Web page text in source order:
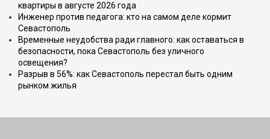
квартиры в августе 2026 года
Инженер против педагога: кто на самом деле кормит
Севастополь
Временные неудобства ради главного: как оставаться в
безопасности, пока Севастополь без уличного
освещения?
Разрыв в 56%: как Севастополь перестал быть одним
рынком жилья